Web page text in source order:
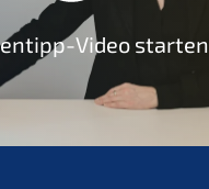
Video starten